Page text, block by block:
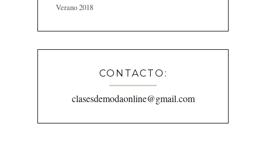
Verano 2018
CONTACTO:
clasesdemodaonline@gmail.com